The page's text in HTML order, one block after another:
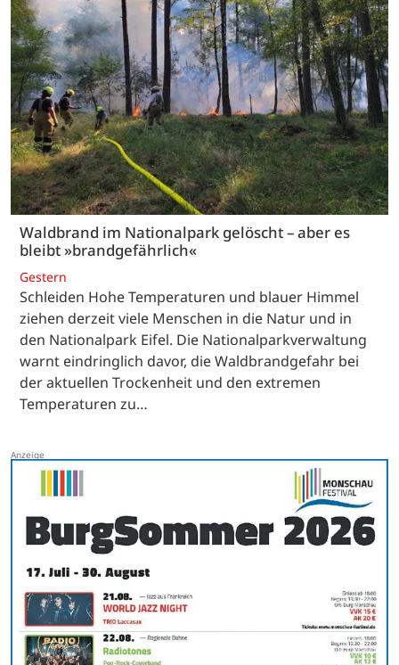
Waldbrand im Nationalpark gelöscht – aber es
bleibt »brandgefährlich«
Gestern
Schleiden Hohe Temperaturen und blauer Himmel
ziehen derzeit viele Menschen in die Natur und in
den Nationalpark Eifel. Die Nationalparkverwaltung
warnt eindringlich davor, die Waldbrandgefahr bei
der aktuellen Trockenheit und den extremen
Temperaturen zu…